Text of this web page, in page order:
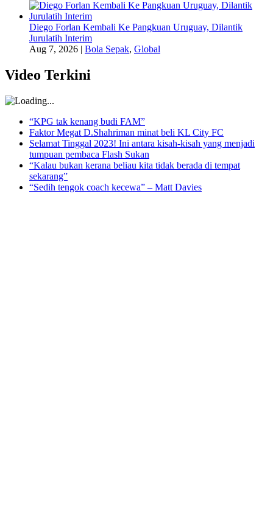
Diego Forlan Kembali Ke Pangkuan Uruguay, Dilantik
Jurulatih Interim
Aug 7, 2026 | Bola Sepak, Global
Video Terkini
“KPG tak kenang budi FAM”
Faktor Megat D.Shahriman minat beli KL City FC
Selamat Tinggal 2023! Ini antara kisah-kisah yang menjadi
tumpuan pembaca Flash Sukan
“Kalau bukan kerana beliau kita tidak berada di tempat
sekarang”
“Sedih tengok coach kecewa” – Matt Davies